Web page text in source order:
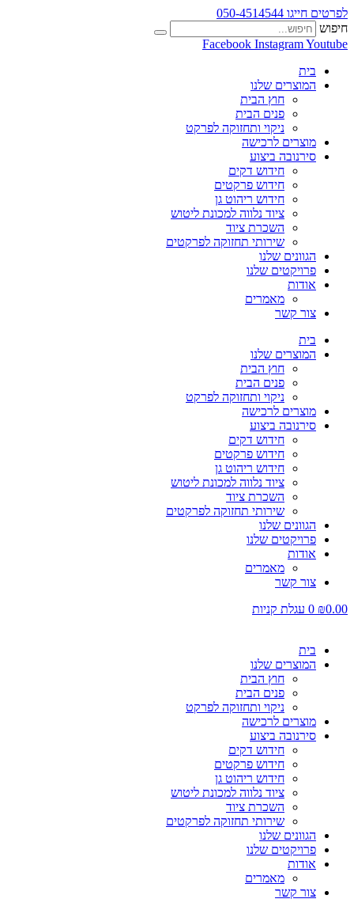
לפרטים חייגו 050-4514544
חיפוש
Facebook InstagramYoutube
בית
המוצרים שלנו
חוץ הבית
פנים הבית
ניקוי ותחזוקה לפרקט
מוצרים לרכישה
סירנובה ביצוע
חידוש דקים
חידוש פרקטים
חידוש ריהוט גן
ציוד נלווה למכונת ליטוש
השכרת ציוד
שירותי תחזוקה לפרקטים
הגוונים שלנו
פרויקטים שלנו
אודות
מאמרים
צור קשר
בית
המוצרים שלנו
חוץ הבית
פנים הבית
ניקוי ותחזוקה לפרקט
מוצרים לרכישה
סירנובה ביצוע
חידוש דקים
חידוש פרקטים
חידוש ריהוט גן
ציוד נלווה למכונת ליטוש
השכרת ציוד
שירותי תחזוקה לפרקטים
הגוונים שלנו
פרויקטים שלנו
אודות
מאמרים
צור קשר
₪0.00
0 עגלת קניות
בית
המוצרים שלנו
חוץ הבית
פנים הבית
ניקוי ותחזוקה לפרקט
מוצרים לרכישה
סירנובה ביצוע
חידוש דקים
חידוש פרקטים
חידוש ריהוט גן
ציוד נלווה למכונת ליטוש
השכרת ציוד
שירותי תחזוקה לפרקטים
הגוונים שלנו
פרויקטים שלנו
אודות
מאמרים
צור קשר